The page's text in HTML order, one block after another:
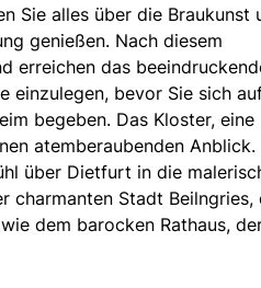
Sie alles über die Braukunst
genießen. Nach diesem
erreichen das
einzulegen, bevor Sie sich
begeben. Das Kloster, eine
atemberaubenden Anblick.
über Dietfurt in die
charmanten Stadt Beilngries,
dem barocken Rathaus,